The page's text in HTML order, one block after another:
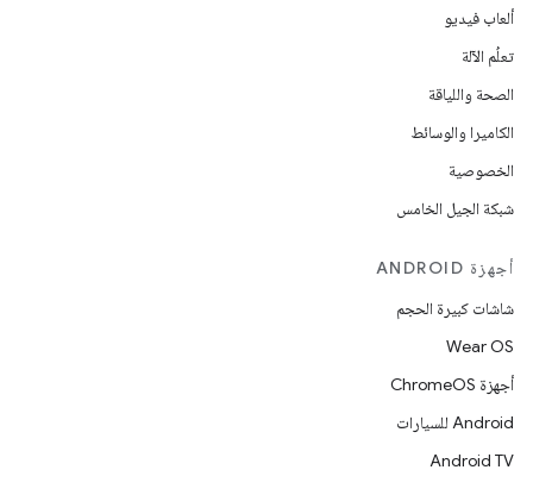
ألعاب فيديو
تعلُم الآلة
الصحة واللياقة
الكاميرا والوسائط
الخصوصية
شبكة الجيل الخامس
أجهزة ANDROID
شاشات كبيرة الحجم
Wear OS
أجهزة ChromeOS
Android للسيارات
Android TV